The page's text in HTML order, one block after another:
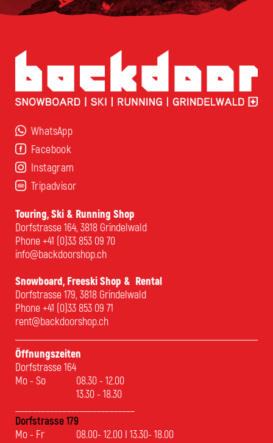
WhatsApp
Facebook
Instagram
Tripadvisor
Touring, Ski & Running Shop
Dorfstrasse 164, 3818 Grindelwald
Phone+41 (0)33 853 09 70
info@backdoorshop.ch
Snowboard, Freeski Shop & Rental
Dorfstrasse 179, 3818 Grindelwald
Phone+41 (0)33 853 09 71
rent@backdoorshop.ch
Öffnungszeiten
Dorfstrasse 164
Mo - So
08.30 - 12.00
13.30 - 18.30
Dorfstrasse 179
Mo - Fr
08.00- 12.00 I 13.30- 18.00